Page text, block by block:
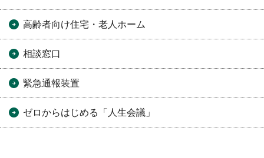
高齢者向け住宅・老人ホーム
相談窓口
緊急通報装置
ゼロからはじめる「人生会議」